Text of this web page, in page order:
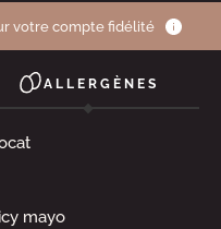
votre compte fidélité
ALLERGÈNES
mayo